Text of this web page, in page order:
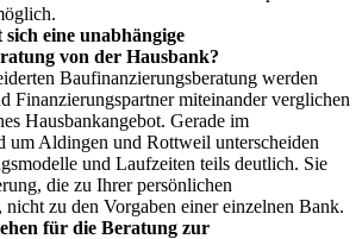
eine unabhängige
von der Hausbank?
Baufinanzierungsberatung werden
Finanzierungspartner miteinander verglichen
Hausbankangebot. Gerade im
um Aldingen und Rottweil unterscheiden
und Laufzeiten teils deutlich. Sie
die zu Ihrer persönlichen
nicht zu den Vorgaben einer einzelnen Bank.
für die Beratung zur